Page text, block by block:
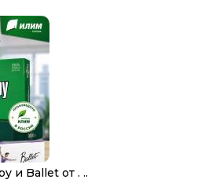
и Ballet от . ..